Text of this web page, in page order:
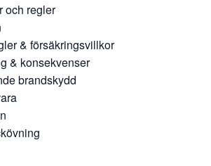
och regler
& försäkringsvillkor
& konsekvenser
brandskydd